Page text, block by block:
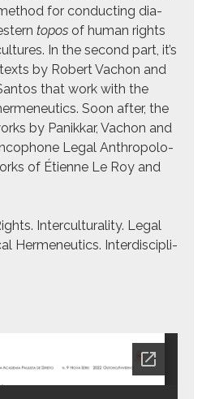
for con­duct­ing dia­
topos of human rights
In the sec­ond part, it’s
by Robert Vachon and
that work with the
Soon after, the
by Panikkar, Vachon and
Legal Anthro­pol­o­
of Éti­enne Le Roy and
Inter­cul­tur­al­i­ty. Legal
Hermeneu­tics. Inter­dis­ci­pli­